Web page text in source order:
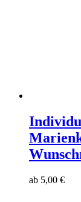
ab 5,00 €